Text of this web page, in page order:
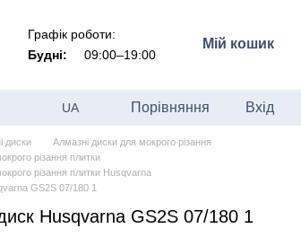
Графік роботи:
Будні:
09:00–19:00
Мій кошик
UA Порівняння Вхід
диски
Алмазні диски для мокрого різання
різання плитки
різання плитки Husqvarna
GS2S 07/180 1
Husqvarna GS2S 07/180 1